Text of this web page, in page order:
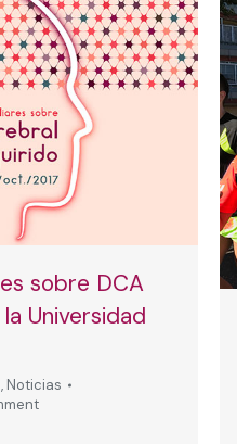
sobre DCA
Universidad
, Noticias